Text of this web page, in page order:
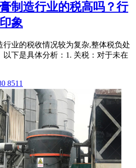
制造行业的税高吗？行
象
行业的税收情况较为复杂,整体税负处
以下是具体分析：1. 关税：对于未在
8511